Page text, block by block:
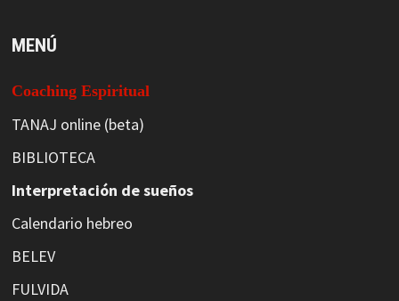
MENÚ
Coaching Espiritual
TANAJ online (beta)
BIBLIOTECA
Interpretación de sueños
Calendario hebreo
BELEV
FULVIDA